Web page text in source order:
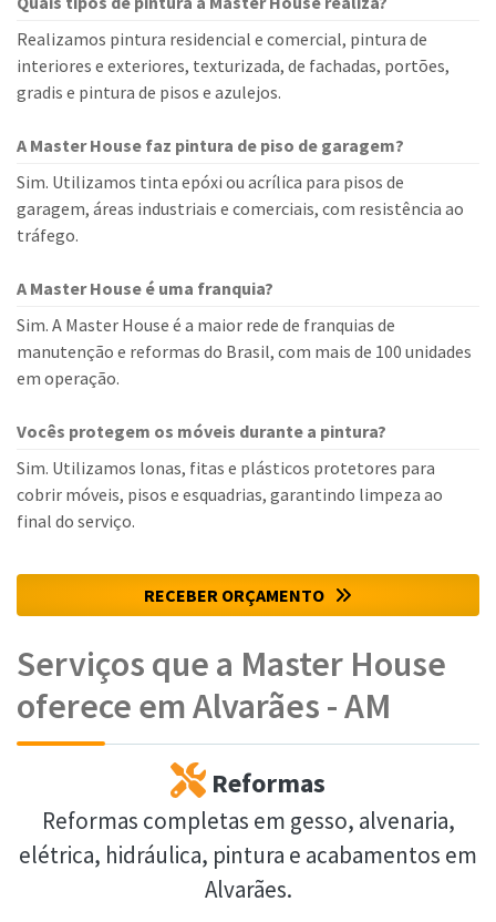
Realizamos pintura residencial e comercial, pintura de
interiores e exteriores, texturizada, de fachadas, portões,
gradis e pintura de pisos e azulejos.
A Master House faz pintura de piso de garagem?
Sim. Utilizamos tinta epóxi ou acrílica para pisos de
garagem, áreas industriais e comerciais, com resistência ao
tráfego.
A Master House é uma franquia?
Sim. A Master House é a maior rede de franquias de
manutenção e reformas do Brasil, com mais de 100 unidades
em operação.
Vocês protegem os móveis durante a pintura?
Sim. Utilizamos lonas, fitas e plásticos protetores para
cobrir móveis, pisos e esquadrias, garantindo limpeza ao
final do serviço.
RECEBER ORÇAMENTO
Serviços que a Master House
oferece em Alvarães - AM
Reformas
Reformas completas em gesso, alvenaria,
elétrica, hidráulica, pintura e acabamentos em
Alvarães.